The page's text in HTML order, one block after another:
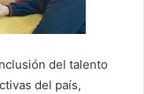
del talento
del país,